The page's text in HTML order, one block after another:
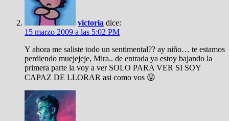
victoria dice:
15 marzo 2009 a las 5:02 PM
Y ahora me saliste todo un sentimental?? ay niño… te estamos
perdiendo muejejeje, Mira.. de entrada ya estoy bajando la
primera parte la voy a ver SOLO PARA VER SI SOY
CAPAZ DE LLORAR asi como vos 😛